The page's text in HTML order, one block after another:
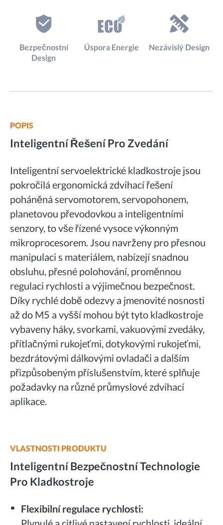
Bezpečnostní
Design
Úspora Energie Nezávislý Design
POPIS
Inteligentní Řešení Pro Zvedání
Inteligentní servoelektrické kladkostroje jsou
pokročilá ergonomická zdvihací řešení
poháněná servomotorem, servopohonem,
planetovou převodovkou a inteligentními
senzory, to vše řízené vysoce výkonným
mikroprocesorem. Jsou navrženy pro přesnou
manipulaci s materiálem, nabízejí snadnou
obsluhu, přesné polohování, proměnnou
regulaci rychlosti a výjimečnou bezpečnost.
Díky rychlé době odezvy a jmenovité nosnosti
až do M5 a vyšší mohou být tyto kladkostroje
vybaveny háky, svorkami, vakuovými zvedáky,
přítlačnými rukojeťmi, dotykovými rukojeťmi,
bezdrátovými dálkovými ovladači a dalším
přizpůsobeným příslušenstvím, které splňuje
požadavky na různé průmyslové zdvihací
aplikace.
VLASTNOSTI PRODUKTU
Inteligentní Bezpečnostní Technologie
Pro Kladkostroje
Flexibilní regulace rychlosti: